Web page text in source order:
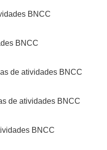
BNCC
BNCC
de atividades BNCC
de atividades BNCC
BNCC